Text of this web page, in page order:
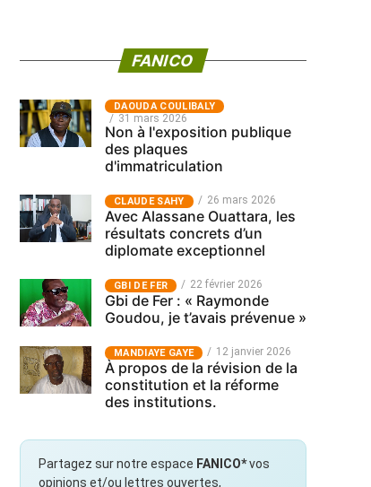
FANICO
‎DAOUDA COULIBALY
31 mars 2026
Non à l'exposition publique
des plaques
d'immatriculation
CLAUDE SAHY 26 mars 2026
Avec Alassane Ouattara, les
résultats concrets d’un
diplomate exceptionnel
GBI DE FER 22 février 2026
Gbi de Fer : « Raymonde
Goudou, je t’avais prévenue »
MANDIAYE GAYE 12 janvier 2026
À propos de la révision de la
constitution et la réforme
des institutions.
Partagez sur notre espace FANICO*vos
opinions et/ou lettres ouvertes,